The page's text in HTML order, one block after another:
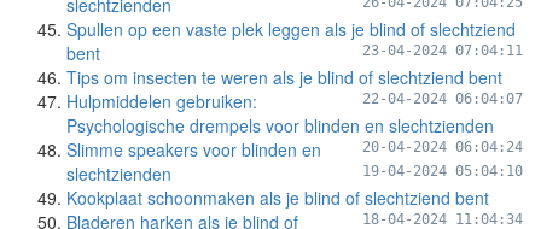
slechtzienden
Spullen op een vaste plek leggen als je blind of slechtziend
bent
23-04-2024 07:04:11
Tips om insecten te weren als je blind of slechtziend bent
22-04-2024 06:04:07
Hulpmiddelen gebruiken:
Psychologische drempels voor blinden en slechtzienden
20-04-2024 06:04:24
Slimme speakers voor blinden en
slechtzienden
19-04-2024 05:04:10
Kookplaat schoonmaken als je blind of slechtziend bent
18-04-2024 11:04:34
Bladeren harken als je blind of